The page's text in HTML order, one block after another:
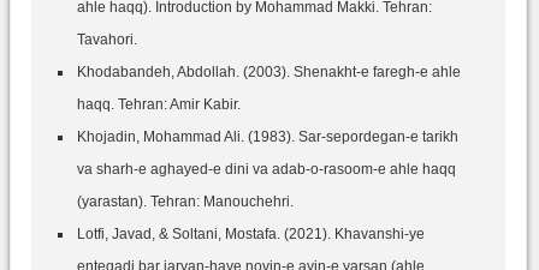
ahle haqq). Introduction by Mohammad Makki. Tehran:
Tavahori.
Khodabandeh, Abdollah. (2003). Shenakht-e faregh-e ahle
haqq. Tehran: Amir Kabir.
Khojadin, Mohammad Ali. (1983). Sar-sepordegan-e tarikh
va sharh-e aghayed-e dini va adab-o-rasoom-e ahle haqq
(yarastan). Tehran: Manouchehri.
Lotfi, Javad, & Soltani, Mostafa. (2021). Khavanshi-ye